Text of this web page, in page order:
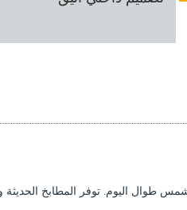
اليوم. توفر المطابخ الحديثة